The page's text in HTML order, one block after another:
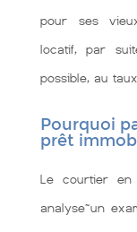
pour ses
locatif, par
possible, au
Pourquoi
prêt
Le courtier en
analyse~un